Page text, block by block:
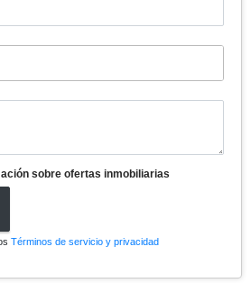
sobre ofertas inmobiliarias
Términos de servicio y privacidad